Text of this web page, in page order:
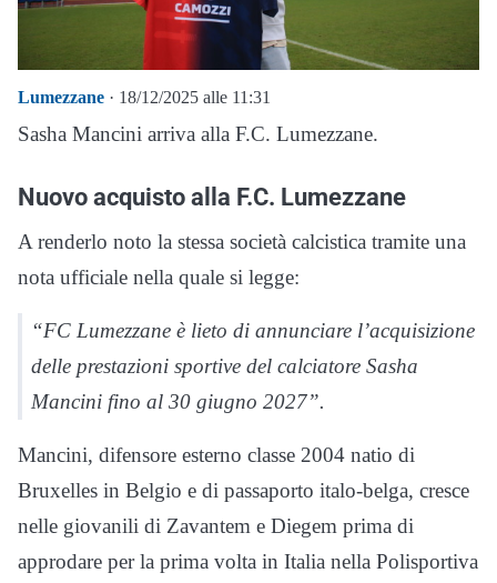
Lumezzane · 18/12/2025 alle 11:31
Sasha Mancini arriva alla F.C. Lumezzane.
Nuovo acquisto alla F.C. Lumezzane
A renderlo noto la stessa società calcistica tramite una
nota ufficiale nella quale si legge:
“FC Lumezzane è lieto di annunciare l’acquisizione
delle prestazioni sportive del calciatore Sasha
Mancini fino al 30 giugno 2027”.
Mancini, difensore esterno classe 2004 natio di
Bruxelles in Belgio e di passaporto italo-belga, cresce
nelle giovanili di Zavantem e Diegem prima di
approdare per la prima volta in Italia nella Polisportiva